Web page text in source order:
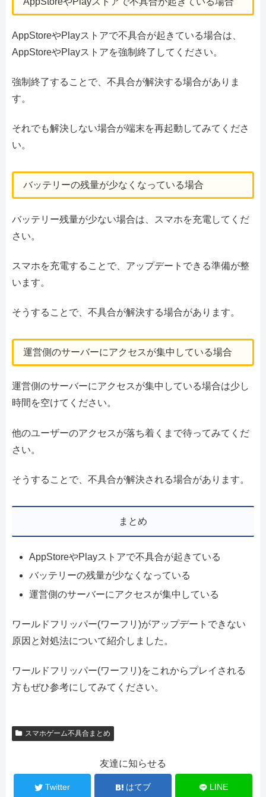
AppStoreやPlayストアで不具合が起きている場合は、
AppStoreやPlayストアを強制終了してください。
強制終了することで、不具合が解決する場合がありま
す。
それでも解決しない場合が端末を再起動してみてくださ
い。
バッテリーの残量が少なくなっている場合
バッテリー残量が少ない場合は、スマホを充電してくだ
さい。
スマホを充電することで、アップデートできる準備が整
います。
そうすることで、不具合が解決する場合があります。
運営側のサーバーにアクセスが集中している場合
運営側のサーバーにアクセスが集中している場合は少し
時間を空けてください。
他のユーザーのアクセスが落ち着くまで待ってみてくだ
さい。
そうすることで、不具合が解決される場合があります。
まとめ
AppStoreやPlayストアで不具合が起きている
バッテリーの残量が少なくなっている
運営側のサーバーにアクセスが集中している
ワールドフリッパー(ワーフリ)がアップデートできない
原因と対処法について紹介しました。
ワールドフリッパー(ワーフリ)をこれからプレイされる
方もぜひ参考にしてみてください。
スマホゲーム不具合まとめ
友達に知らせる
Twitter はてブ LINE